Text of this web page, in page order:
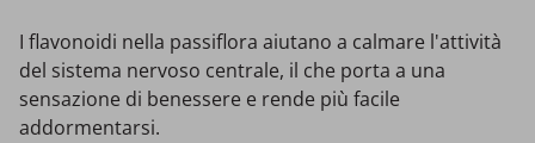
I flavonoidi nella passiflora aiutano a calmare l'attività
del sistema nervoso centrale, il che porta a una
sensazione di benessere e rende più facile
addormentarsi.